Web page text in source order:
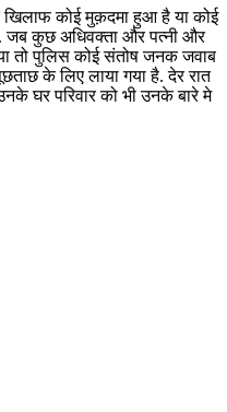
कोई मुक़दमा हुआ है या कोई
जब कुछ अधिवक्ता और पत्नी और
तो पुलिस कोई संतोष जनक जवाब
के लिए लाया गया है. देर रात
घर परिवार को भी उनके बारे मे